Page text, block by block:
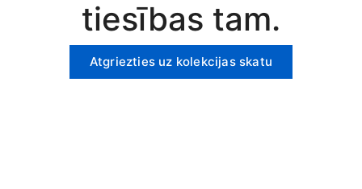
tiesības tam.
Atgriezties uz kolekcijas skatu